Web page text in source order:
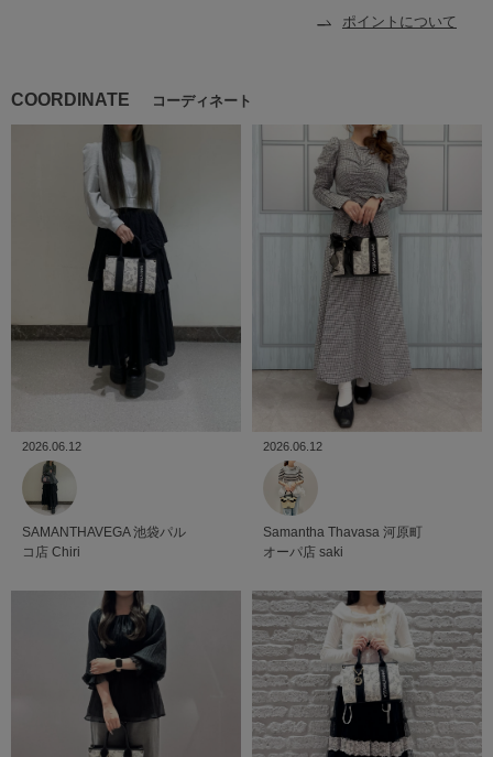
ポイントについて
COORDINATE コーディネート
2026.06.12
SAMANTHAVEGA 池袋パル
コ店 Chiri
2026.06.12
Samantha Thavasa 河原町
オーパ店 saki